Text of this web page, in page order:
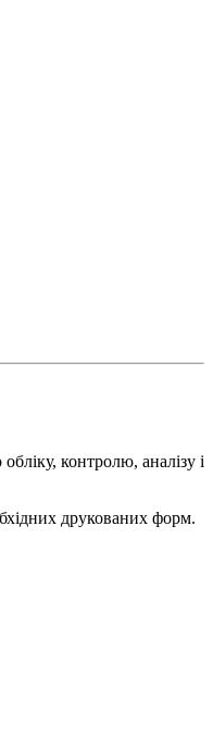
контролю, аналізу і
друкованих форм.